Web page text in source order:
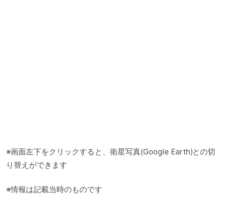
※画面左下をクリックすると、衛星写真(Google Earth)との切
り替えができます
※情報は記載当時のものです